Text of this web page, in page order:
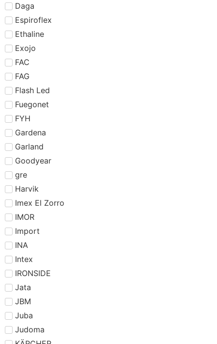
Daga
Espiroflex
Ethaline
Exojo
FAC
FAG
Flash Led
Fuegonet
FYH
Gardena
Garland
Goodyear
gre
Harvik
Imex El Zorro
IMOR
Import
INA
Intex
IRONSIDE
Jata
JBM
Juba
Judoma